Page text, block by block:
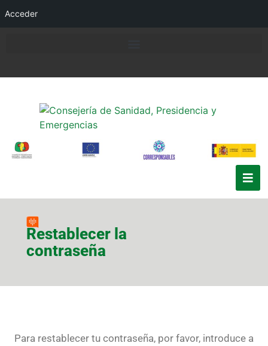
Acceder
Restablecer la
contraseña
Para restablecer tu contraseña, por favor, introduce a